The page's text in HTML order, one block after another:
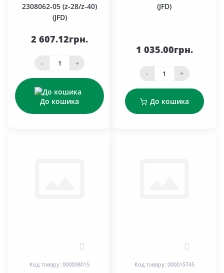
2308062-05 (z-28/z-40)
(JFD)
2 607.12грн.
- +
До кошика
(JFD)
1 035.00грн.
- +
До кошика
0
Код товару: 000008015
0
Код товару: 000015745